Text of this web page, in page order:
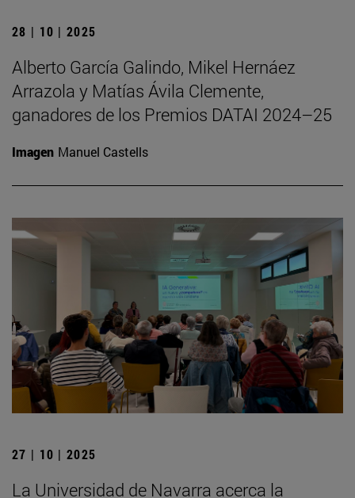
28 | 10 | 2025
Alberto García Galindo, Mikel Hernáez
Arrazola y Matías Ávila Clemente,
ganadores de los Premios DATAI 2024–25
Imagen Manuel Castells
27 | 10 | 2025
La Universidad de Navarra acerca la